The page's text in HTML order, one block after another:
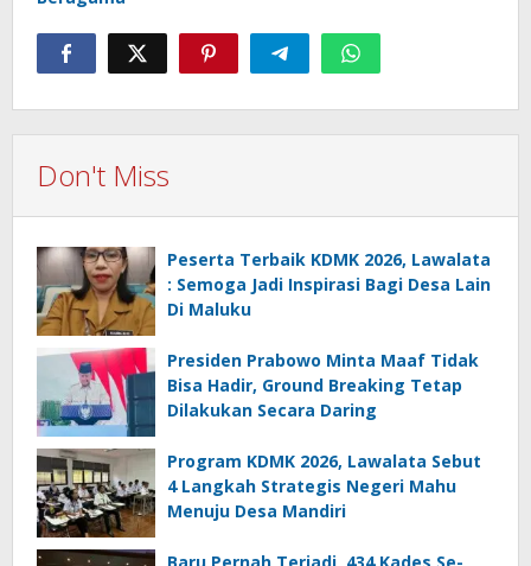
Don't Miss
Peserta Terbaik KDMK 2026, Lawalata
: Semoga Jadi Inspirasi Bagi Desa Lain
Di Maluku
Presiden Prabowo Minta Maaf Tidak
Bisa Hadir, Ground Breaking Tetap
Dilakukan Secara Daring
Program KDMK 2026, Lawalata Sebut
4 Langkah Strategis Negeri Mahu
Menuju Desa Mandiri
Baru Pernah Terjadi, 434 Kades Se-